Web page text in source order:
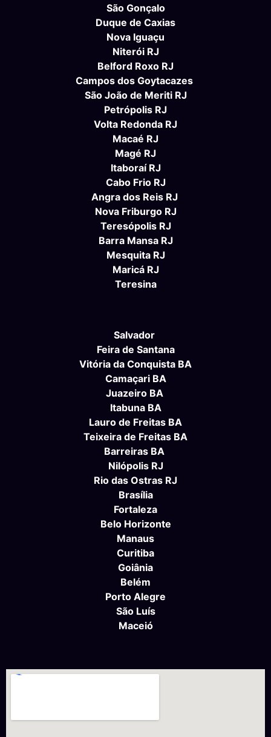
São Gonçalo
Duque de Caxias
Nova Iguaçu
Niterói RJ
Belford Roxo RJ
Campos dos Goytacazes
São João de Meriti RJ
Petrópolis RJ
Volta Redonda RJ
Macaé RJ
Magé RJ
Itaboraí RJ
Cabo Frio RJ
Angra dos Reis RJ
Nova Friburgo RJ
Teresópolis RJ
Barra Mansa RJ
Mesquita RJ
Maricá RJ
Teresina
Salvador
Feira de Santana
Vitória da Conquista BA
Camaçari BA
Juazeiro BA
Itabuna BA
Lauro de Freitas BA
Teixeira de Freitas BA
Barreiras BA
Nilópolis RJ
Rio das Ostras RJ
Brasília
Fortaleza
Belo Horizonte
Manaus
Curitiba
Goiânia
Belém
Porto Alegre
São Luís
Maceió